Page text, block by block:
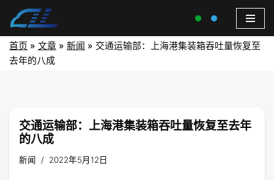
首页 » 文章 » 新闻 » 交通运输部：上海港集装箱吞吐量恢复至
去年的八成
交通运输部：上海港集装箱吞吐量恢复至去年
的八成
新闻 2022年5月12日